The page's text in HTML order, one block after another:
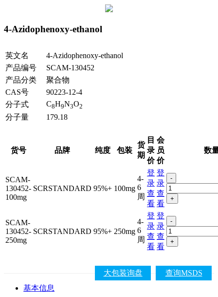
4-Azidophenoxy-ethanol
英文名
4-Azidophenoxy-ethanol
产品编号
SCAM-130452
产品分类
聚合物
CAS号
90223-12-4
分子式
C8H9N3O2
分子量 179.18
货号 品牌 纯度 包装
货
期
目
录
价
会
员
价
数
SCAM-
130452-
100mg
SCRSTANDARD 95%+ 100mg
4-
6
周
登
录
查
看
登
录
查
看
-
+
SCAM-
130452-
250mg
SCRSTANDARD 95%+ 250mg
4-
6
周
登
录
查
看
登
录
查
看
-
+
查询MSDS
大包装询盘
基本信息